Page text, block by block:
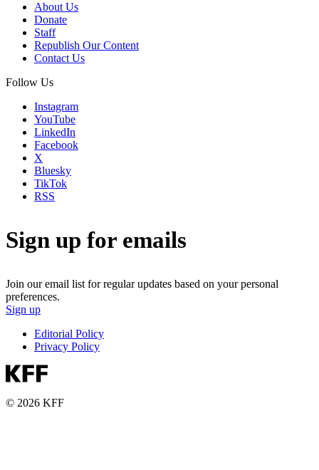
About Us
Donate
Staff
Republish Our Content
Contact Us
Follow Us
Instagram
YouTube
LinkedIn
Facebook
X
Bluesky
TikTok
RSS
Sign up for emails
Join our email list for regular updates based on your personal
preferences.
Sign up
Editorial Policy
Privacy Policy
© 2026 KFF